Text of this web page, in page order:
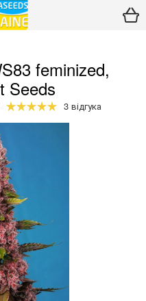
feminized,
Seeds
3 відгука